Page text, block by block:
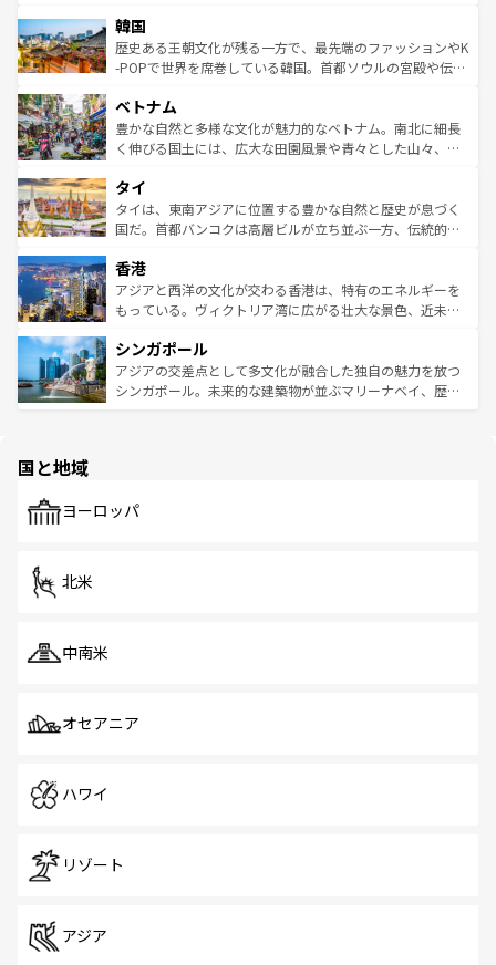
はコンテンツ一覧
いる。アクティビティも充実しており、サーフィンやダイ
ビング、ハイキングなど、アウトドア好きにはたまらな
い。オーストラリアの多彩な魅力を存分に味わいつくそ
参照してほしい。
ン）、静ひつな山岳地帯である台湾東部など、都市の喧騒
と山間の静けさが共存しており、訪れる人に新しい発見と
驚きをもたらしてくれる。また、奥深い台湾の食文化も魅
容にもいいと評判のスイーツなど、バラエティ豊かな料理
が味わえる。 なお、新着の台湾情報は コンテンツ一覧を参
照してほしい。
韓国
歴史ある王朝文化が残る一方で、最先端のファッションやK
-POPで世界を席巻している韓国。首都ソウルの宮殿や伝統
き、地方に足を延ばせば四季折々の自然美を楽しむことが
できる。そして、キムチや焼肉、絶品のストリートフード
まで、さまざまな韓国料理が待っている。夜には、韓国な
リティに包まれながら、韓国の多彩な魅力を心ゆくまで味
わってみてほしい。 なお、新着の韓国情報はコンテンツ一
覧を参照してほしい。
ベトナム
豊かな自然と多様な文化が魅力的なベトナム。南北に細長
く伸びる国土には、広大な田園風景や青々とした山々、世
急速な発展と共に伝統が息づく。ハノイの古い町並みやホ
ーチミン市のフランス統治時代の建物も、独特の雰囲気を
醸し出している。また、バラエティの豊かさとおいしさで
とつ。フォーやバインミー、ベトナムコーヒーなどは、ぜ
ひ現地で味わいたい。どの地域を訪れてもあたたかい人々
が旅行者を迎えてくれるので、きっと忘れられない旅にな
参照してほしい。
タイ
タイは、東南アジアに位置する豊かな自然と歴史が息づく
国だ。首都バンコクは高層ビルが立ち並ぶ一方、伝統的な
の活気が交差している。北部ではチェンマイなどの山岳地
帯で自然と触れ合い、南部ではプーケットやクラビの美し
いビーチでリゾート気分を楽しむことができる。タイ料理
激する。気候は一年中温暖で、どの季節にも異なる楽しみ
が待っている。親しみやすいタイの人々、仏教を中心とし
た文化、そして多様な観光資源が、訪れる旅人を魅了し続
香港
アジアと西洋の文化が交わる香港は、特有のエネルギーを
もっている。ヴィクトリア湾に広がる壮大な景色、近未来
み、どこを訪れても感動するはず。観光スポットが密集し
ており、効率よく見どころを回れるのも魅力。息をのむよ
うな絶景から文化的な体験まで、香港を存分に楽しみ尽く
シンガポール
アジアの交差点として多文化が融合した独自の魅力を放つ
シンガポール。未来的な建築物が並ぶマリーナベイ、歴史
で、ホーカーズは地元の風情を楽しめる外せないスポット
国と地域
ヨーロッパ
北米
中南米
オセアニア
ハワイ
リゾート
アジア